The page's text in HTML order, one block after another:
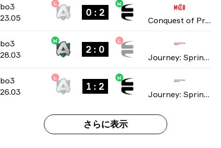
bo3 -bo3
23.05
L
0 : 2
W
Conquest of Prague: Finals 2026
bo3 -bo3
28.03
W
2 : 0
L
Journey: Spring 2026
bo3 -bo3
26.03
L
1 : 2
W
Journey: Spring 2026
さらに表示